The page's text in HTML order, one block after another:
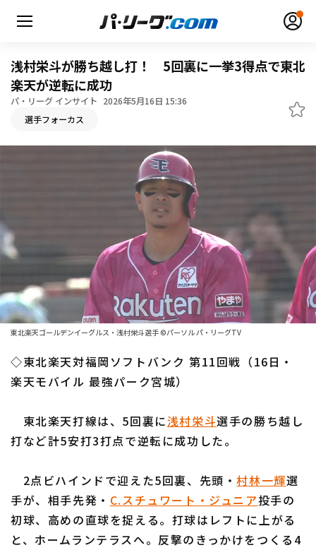
順位表･成績
1軍公式戦
ファーム東地区
ファーム西地区
選手名鑑
選手名鑑トップ
北海道日本ハムファイターズ
東北楽天ゴールデンイーグルス
埼玉西武ライオンズ
オリックス・バファローズ
福岡ソフトバンクホークス
ニュース
設定
浅村栄斗が勝ち越し打！ 5回裏に一挙3得点で東北
楽天が逆転に成功
パ・リーグ インサイト 2026年5月16日 15:36
選手フォーカス
東北楽天ゴールデンイーグルス・浅村栄斗選手 ©パーソル パ・リーグTV
◇東北楽天対福岡ソフトバンク 第11回戦（16日・
楽天モバイル 最強パーク宮城）
東北楽天打線は、5回裏に浅村栄斗選手の勝ち越し
打など計5安打3打点で逆転に成功した。
2点ビハインドで迎えた5回裏、先頭・村林一輝選
手が、相手先発・ C.スチュワート・ジュニア投手の
初球、高めの直球を捉える。打球はレフトに上がる
と、ホームランテラスへ。反撃のきっかけをつくる4